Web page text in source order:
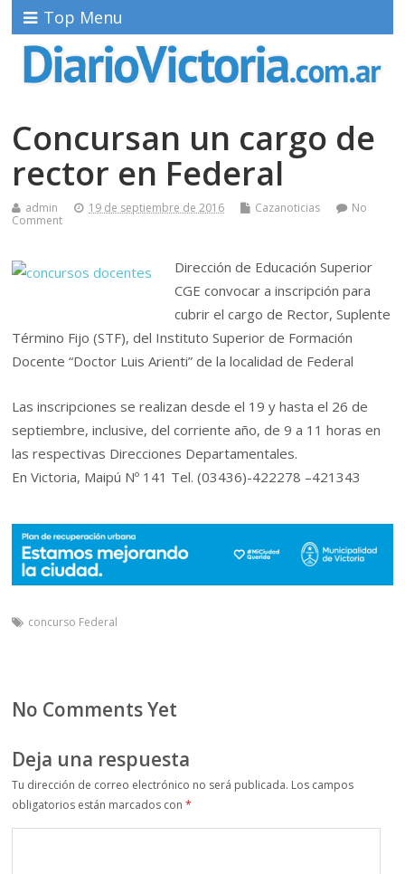
Top Menu
Concursan un cargo de
rector en Federal
admin 19 de septiembre de 2016 Cazanoticias
No
Comment
Dirección de Educación Superior
CGE convocar a inscripción para
cubrir el cargo de Rector, Suplente
Término Fijo (STF), del Instituto Superior de Formación
Docente “Doctor Luis Arienti” de la localidad de Federal
Las inscripciones se realizan desde el 19 y hasta el 26 de
septiembre, inclusive, del corriente año, de 9 a 11 horas en
las respectivas Direcciones Departamentales.
En Victoria, Maipú Nº 141 Tel. (03436)-422278 –421343
concurso Federal
No Comments Yet
Deja una respuesta
Tu dirección de correo electrónico no será publicada. Los campos
obligatorios están marcados con*